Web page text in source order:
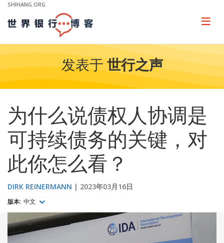
Skip
Main
Navigation
SHIHANG.ORG
Page
发表于 世行之声
为什么说债权人协调是
可持续债务的关键，对
此你怎么看？
DIRK REINERMANN 2023年03月16日
版本: 中文